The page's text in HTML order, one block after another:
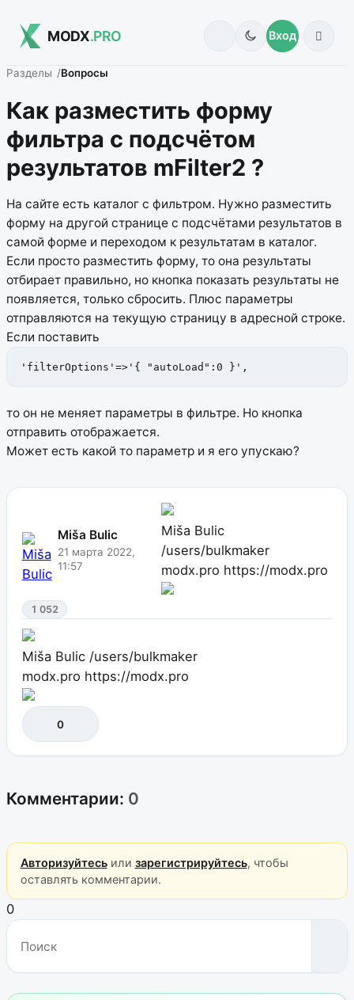
MODX.PRO Вход
Разделы Вопросы
Как разместить форму
фильтра с подсчётом
результатов mFilter2 ?
На сайте есть каталог с фильтром. Нужно разместить
форму на другой странице с подсчётами результатов в
самой форме и переходом к результатам в каталог.
Если просто разместить форму, то она результаты
отбирает правильно, но кнопка показать результаты не
появляется, только сбросить. Плюс параметры
отправляются на текущую страницу в адресной строке.
Если поставить
'filterOptions'=>'{ "autoLoad":0 }',
то он не меняет параметры в фильтре. Но кнопка
отправить отображается.
Может есть какой то параметр и я его упускаю?
Miša Bulic
21 марта 2022,
11:57
Miša Bulic
/users/bulkmaker
modx.pro https://modx.pro
1 052
Miša Bulic /users/bulkmaker
modx.pro https://modx.pro
0
Комментарии: 0
Авторизуйтесьили зарегистрируйтесь, чтобы
оставлять комментарии.
0